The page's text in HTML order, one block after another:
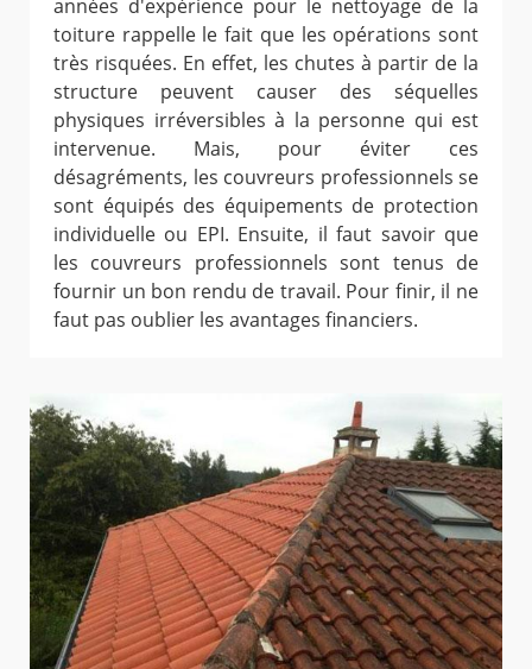
années d'expérience pour le nettoyage de la
toiture rappelle le fait que les opérations sont
très risquées. En effet, les chutes à partir de la
structure peuvent causer des séquelles
physiques irréversibles à la personne qui est
intervenue. Mais, pour éviter ces
désagréments, les couvreurs professionnels se
sont équipés des équipements de protection
individuelle ou EPI. Ensuite, il faut savoir que
les couvreurs professionnels sont tenus de
fournir un bon rendu de travail. Pour finir, il ne
faut pas oublier les avantages financiers.